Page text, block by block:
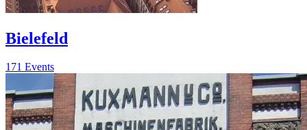
Bielefeld
171 Events